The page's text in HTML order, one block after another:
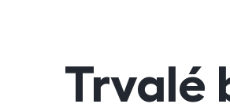
Trvalé